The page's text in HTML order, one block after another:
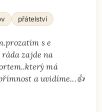
přátelství
s e
zajde na
má
a uvidíme...👍